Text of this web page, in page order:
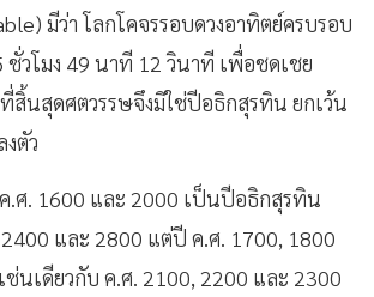
มีว่า โลกโคจรรอบดวงอาทิตย์ครบรอบ
ชั่วโมง 49 นาที 12 วินาที เพื่อชดเชย
สิ้นสุดศตวรรษจึงมิใช่ปีอธิกสุรทิน ยกเว้น
ตัว
.ศ. 1600 และ 2000 เป็นปีอธิกสุรทิน
และ 2800 แต่ปี ค.ศ. 1700, 1800
ช่นเดียวกับ ค.ศ. 2100, 2200 และ 2300